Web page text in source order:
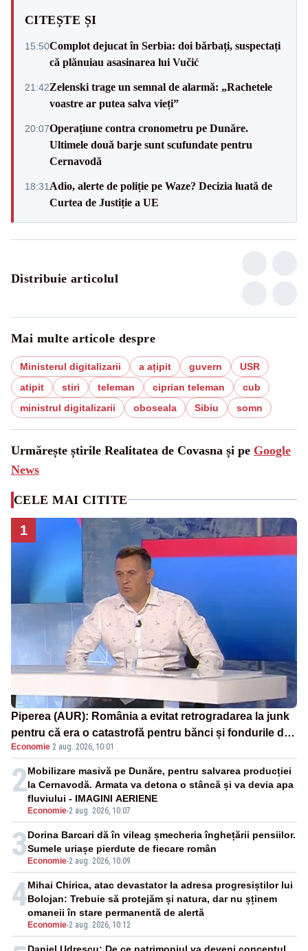
CITEȘTE ȘI
15:50Complot dejucat în Serbia: doi bărbați, suspectați
că plănuiau asasinarea lui Vučić
21:42Zelenski trage un semnal de alarmă: „Rachetele
voastre ar putea salva vieți”
20:07Operațiune contra cronometru pe Dunăre.
Ultimele două barje sunt scufundate pentru
Cernavodă
18:31 Adio, alerte de poliție pe Waze? Decizia luată de
Curtea de Justiție a UE
Distribuie articolul
Mai multe articole despre
Ministerul digitalizarii a ațipit guvern
USR
atipit
stiri teleman ciprian teleman
cub
ministrul digitalizarii
oboseala Sibiu somn
Urmărește știrile Realitatea de Covasna și pe Google
News
CELE MAI CITITE
1
Piperea (AUR): România a evitat retrogradarea la junk
pentru că era o catastrofă pentru bănci și fondurile de
pensii
Economie·2 aug. 2026, 10:01
2
Economie-2 aug. 2026, 10:07
Mobilizare masivă pe Dunăre, pentru salvarea producției
la Cernavodă. Armata va detona o stâncă și va devia apa
fluviului - IMAGINI AERIENE
3 Economie-2 aug. 2026, 10:09
Dorina Barcari dă în vileag șmecheria înghețării pensiilor.
Sumele uriașe pierdute de fiecare român
4
Economie-2 aug. 2026, 10:12
Mihai Chirica, atac devastator la adresa progresiștilor lui
Bolojan: Trebuie să protejăm și natura, dar nu șținem
omaneii în stare permanentă de alertă